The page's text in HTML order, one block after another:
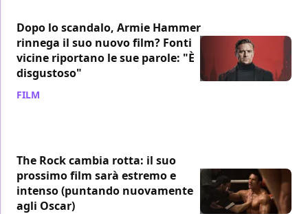
Dopo lo scandalo, Armie Hammer
rinnega il suo nuovo film? Fonti
vicine riportano le sue parole: "È
disgustoso"
FILM
The Rock cambia rotta: il suo
prossimo film sarà estremo e
intenso (puntando nuovamente
agli Oscar)